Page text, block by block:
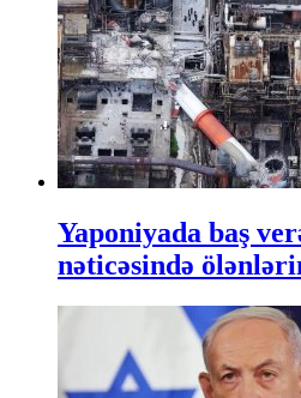
Yaponiyada baş
nəticəsində